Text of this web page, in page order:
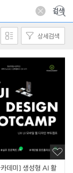
상세검색
데미] 생성형 AI 활